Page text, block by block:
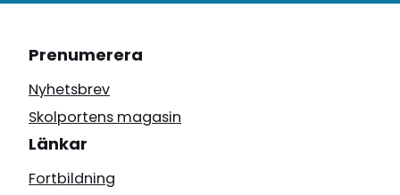
Prenumerera
Nyhetsbrev
Skolportens magasin
Länkar
Fortbildning